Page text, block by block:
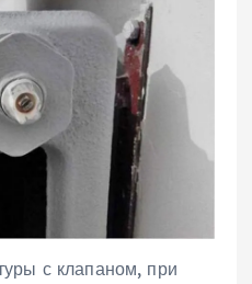
с клапаном, при